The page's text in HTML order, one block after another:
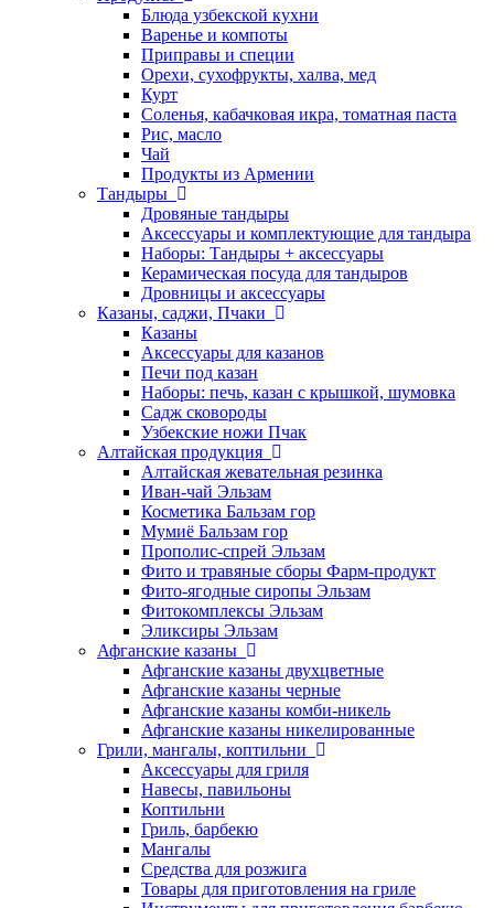
Блюда узбекской кухни
Варенье и компоты
Приправы и специи
Орехи, сухофрукты, халва, мед
Курт
Соленья, кабачковая икра, томатная паста
Рис, масло
Чай
Продукты из Армении
Тандыры
Дровяные тандыры
Аксессуары и комплектующие для тандыра
Наборы: Тандыры + аксессуары
Керамическая посуда для тандыров
Дровницы и аксессуары
Казаны, саджи, Пчаки
Казаны
Аксессуары для казанов
Печи под казан
Наборы: печь, казан с крышкой, шумовка
Садж сковороды
Узбекские ножи Пчак
Алтайская продукция
Алтайская жевательная резинка
Иван-чай Эльзам
Косметика Бальзам гор
Мумиё Бальзам гор
Прополис-спрей Эльзам
Фито и травяные сборы Фарм-продукт
Фито-ягодные сиропы Эльзам
Фитокомплексы Эльзам
Эликсиры Эльзам
Афганские казаны
Афганские казаны двухцветные
Афганские казаны черные
Афганские казаны комби-никель
Афганские казаны никелированные
Грили, мангалы, коптильни
Аксессуары для гриля
Навесы, павильоны
Коптильни
Гриль, барбекю
Мангалы
Средства для розжига
Товары для приготовления на гриле